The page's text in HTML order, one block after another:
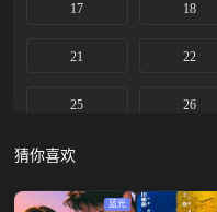
17 18
21 22
25 26
29
33 34
猜你喜欢
蓝光